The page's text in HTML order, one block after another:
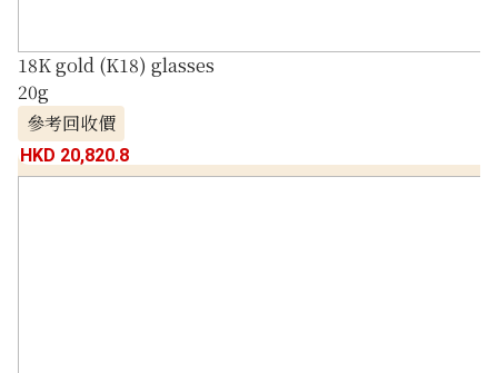
18K gold (K18) glasses
20g
參考回收價
HKD 20,820.8